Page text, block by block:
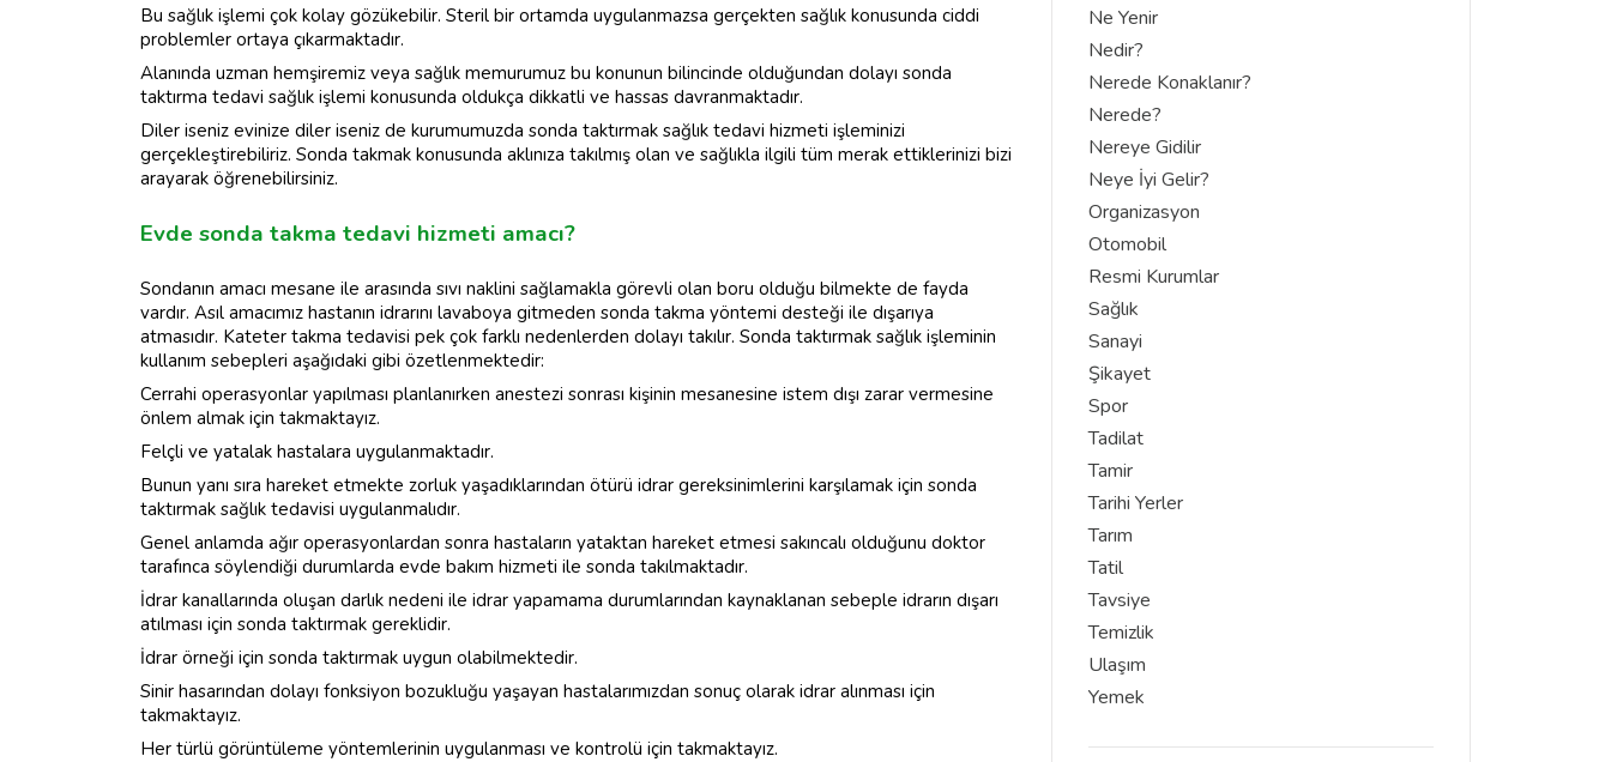
Bu sağlık işlemi çok kolay gözükebilir. Steril bir ortamda uygulanmazsa gerçekten sağlık konusunda ciddi
problemler ortaya çıkarmaktadır.
Alanında uzman hemşiremiz veya sağlık memurumuz bu konunun bilincinde olduğundan dolayı sonda
taktırma tedavi sağlık işlemi konusunda oldukça dikkatli ve hassas davranmaktadır.
Diler iseniz evinize diler iseniz de kurumumuzda sonda taktırmak sağlık tedavi hizmeti işleminizi
gerçekleştirebiliriz. Sonda takmak konusunda aklınıza takılmış olan ve sağlıkla ilgili tüm merak ettiklerinizi bizi
arayarak öğrenebilirsiniz.
Evde sonda takma tedavi hizmeti amacı?
Sondanın amacı mesane ile arasında sıvı naklini sağlamakla görevli olan boru olduğu bilmekte de fayda
vardır. Asıl amacımız hastanın idrarını lavaboya gitmeden sonda takma yöntemi desteği ile dışarıya
atmasıdır. Kateter takma tedavisi pek çok farklı nedenlerden dolayı takılır. Sonda taktırmak sağlık işleminin
kullanım sebepleri aşağıdaki gibi özetlenmektedir:
Cerrahi operasyonlar yapılması planlanırken anestezi sonrası kişinin mesanesine istem dışı zarar vermesine
önlem almak için takmaktayız.
Felçli ve yatalak hastalara uygulanmaktadır.
Bunun yanı sıra hareket etmekte zorluk yaşadıklarından ötürü idrar gereksinimlerini karşılamak için sonda
taktırmak sağlık tedavisi uygulanmalıdır.
Genel anlamda ağır operasyonlardan sonra hastaların yataktan hareket etmesi sakıncalı olduğunu doktor
tarafınca söylendiği durumlarda evde bakım hizmeti ile sonda takılmaktadır.
İdrar kanallarında oluşan darlık nedeni ile idrar yapamama durumlarından kaynaklanan sebeple idrarın dışarı
atılması için sonda taktırmak gereklidir.
İdrar örneği için sonda taktırmak uygun olabilmektedir.
Sinir hasarından dolayı fonksiyon bozukluğu yaşayan hastalarımızdan sonuç olarak idrar alınması için
takmaktayız.
Her türlü görüntüleme yöntemlerinin uygulanması ve kontrolü için takmaktayız.
Ne Yenir
Nedir?
Nerede Konaklanır?
Nerede?
Nereye Gidilir
Neye İyi Gelir?
Organizasyon
Otomobil
Resmi Kurumlar
Sağlık
Sanayi
Şikayet
Spor
Tadilat
Tamir
Tarihi Yerler
Tarım
Tatil
Tavsiye
Temizlik
Ulaşım
Yemek